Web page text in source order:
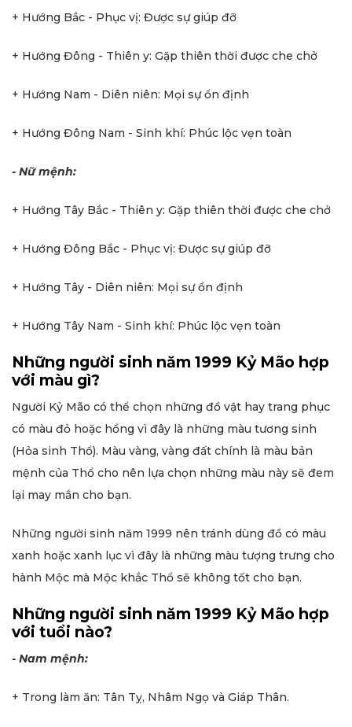
+ Hướng Bắc - Phục vị: Được sự giúp đỡ
+ Hướng Đông - Thiên y: Gặp thiên thời được che chở
+ Hướng Nam - Diên niên: Mọi sự ổn định
+ Hướng Đông Nam - Sinh khí: Phúc lộc vẹn toàn
- Nữ mệnh:
+ Hướng Tây Bắc - Thiên y: Gặp thiên thời được che chở
+ Hướng Đông Bắc - Phục vị: Được sự giúp đỡ
+ Hướng Tây - Diên niên: Mọi sự ổn định
+ Hướng Tây Nam - Sinh khí: Phúc lộc vẹn toàn
Những người sinh năm 1999 Kỷ Mão hợp
với màu gì?
Người Kỷ Mão có thể chọn những đồ vật hay trang phục
có màu đỏ hoặc hồng vì đây là những màu tương sinh
(Hỏa sinh Thổ). Màu vàng, vàng đất chính là màu bản
mệnh của Thổ cho nên lựa chọn những màu này sẽ đem
lại may mắn cho bạn.
Những người sinh năm 1999 nên tránh dùng đồ có màu
xanh hoặc xanh lục vì đây là những màu tượng trưng cho
hành Mộc mà Mộc khắc Thổ sẽ không tốt cho bạn.
Những người sinh năm 1999 Kỷ Mão hợp
với tuổi nào?
- Nam mệnh:
+ Trong làm ăn: Tân Tỵ, Nhâm Ngọ và Giáp Thân.